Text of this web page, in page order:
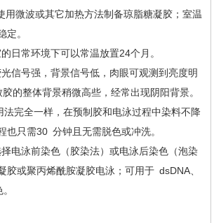
用微波或其它加热方法制备琼脂糖凝胶；室温
定。
日常环境下可以常温放置24个月。
信号强，背景信号低，肉眼可观测到亮度明
的整体背景稍微高些，经常出现阴阳背景。
法完全一样，在预制胶和电泳过程中染料不降
也只需30 分钟且无需脱色或冲洗。
电泳前染色（胶染法）或电泳后染色（泡染
胶或聚丙烯酰胺凝胶电泳；可用于 dsDNA、